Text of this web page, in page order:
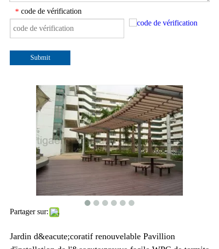
* code de vérification
Submit
Partager sur:
Jardin d&eacute;coratif renouvelable Pavillion